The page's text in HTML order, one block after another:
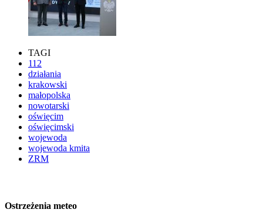
TAGI
112
działania
krakowski
małopolska
nowotarski
oświęcim
oświęcimski
wojewoda
wojewoda kmita
ZRM
Ostrzeżenia meteo